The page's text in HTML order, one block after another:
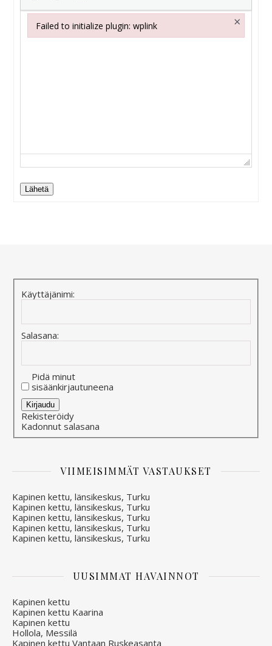
Lähetä
Käyttäjänimi:
Salasana:
Pidä minut
sisäänkirjautuneena
Alternative:
Kirjaudu
Rekisteröidy
Kadonnut salasana
VIIMEISIMMÄT VASTAUKSET
Kapinen kettu, länsikeskus, Turku
Kapinen kettu, länsikeskus, Turku
Kapinen kettu, länsikeskus, Turku
Kapinen kettu, länsikeskus, Turku
Kapinen kettu, länsikeskus, Turku
UUSIMMAT HAVAINNOT
Kapinen kettu
Kapinen kettu Kaarina
Kapinen kettu
Hollola, Messilä
Kapinen kettu Vantaan Ruskeasanta
Failed to initialize plugin: wplink ×
Failed to initialize plugin: wplink